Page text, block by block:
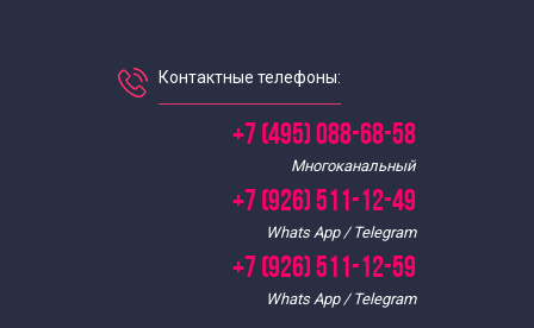
Контактные телефоны:
+7 (495) 088-68-58
Многоканальный
+7 (926) 511-12-49
Whats App / Telegram
+7 (926) 511-12-59
Whats App / Telegram